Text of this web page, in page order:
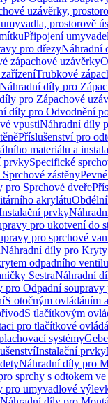
uzávěrky,
prostorově
Připojení umyvadel
pro dřezyNáhradní
zápachové uzávěrky
Trubkové
Náhradní díly pro
pro Zápachové
díly pro Odvodnění
vpustiNáhradní díly
Příslušenství pro
materiálu a
prvkySpecifické
zástěny
pro Sprchové dveře
akrylátu
prvky
pro ukotvení do
pro sprchové
Náhradní díly pro
odpadního ventilu
SestraNáhradní
pro Odpadní soupravy
S otočným ovládáním
S tlačítkovým
pro tlačítkové
systémy
Instalační prvky
Náhradní díly pro
sprchy s odtokem ve
pro umyvadlové